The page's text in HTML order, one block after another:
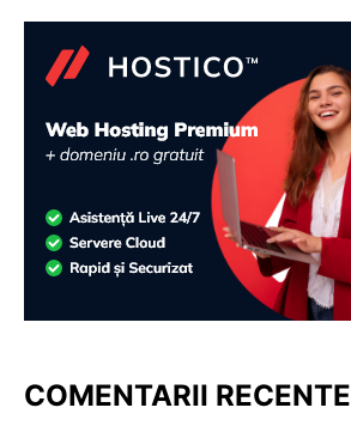
COMENTARII RECENTE